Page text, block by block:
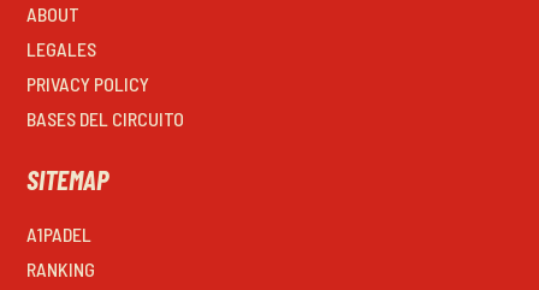
ABOUT
LEGALES
PRIVACY POLICY
BASES DEL CIRCUITO
SITEMAP
A1PADEL
RANKING